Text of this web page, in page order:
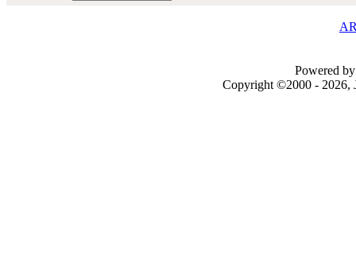
Powered
Copyright ©2000 - 2026,